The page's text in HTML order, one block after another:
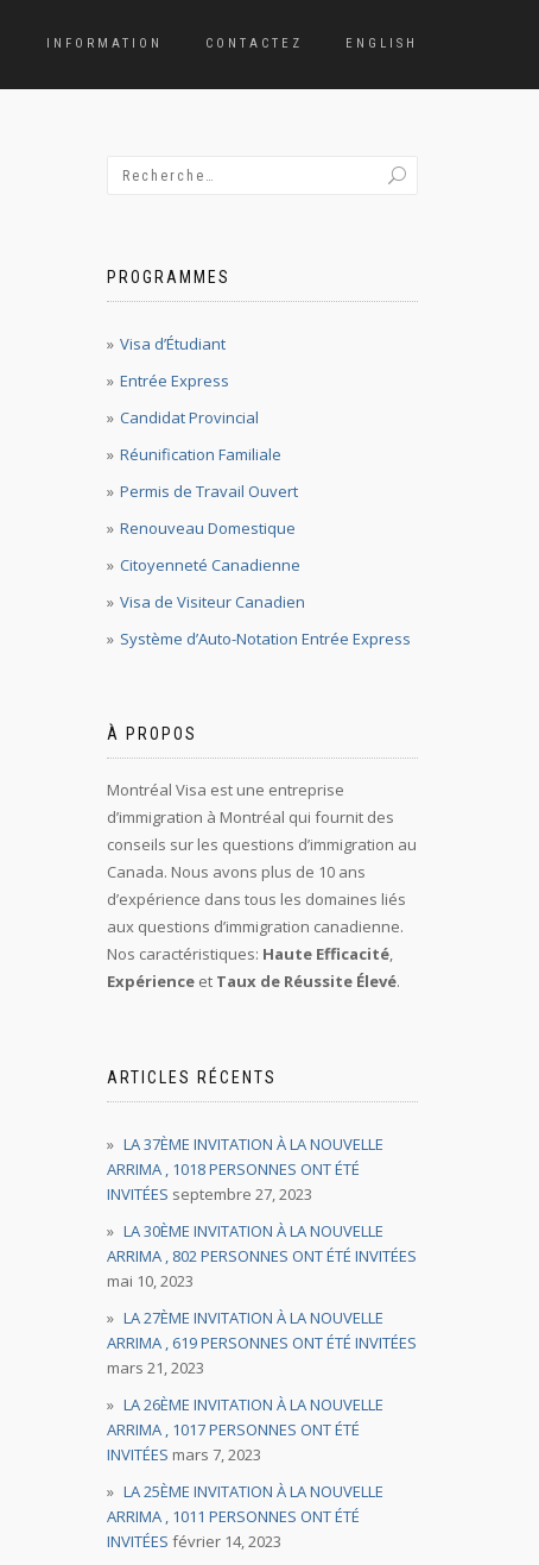
INFORMATION CONTACTEZ ENGLISH
PROGRAMMES
Visa d’Étudiant
Entrée Express
Candidat Provincial
Réunification Familiale
Permis de Travail Ouvert
Renouveau Domestique
Citoyenneté Canadienne
Visa de Visiteur Canadien
Système d’Auto-Notation Entrée Express
À PROPOS
Montréal Visa est une entreprise
d’immigration à Montréal qui fournit des
conseils sur les questions d’immigration au
Canada. Nous avons plus de 10 ans
d’expérience dans tous les domaines liés
aux questions d’immigration canadienne.
Nos caractéristiques: Haute Efficacité,
Expérienceet Taux de Réussite Élevé.
ARTICLES RÉCENTS
LA 37ÈME INVITATION À LA NOUVELLE
ARRIMA , 1018 PERSONNES ONT ÉTÉ
INVITÉES septembre 27, 2023
LA 30ÈME INVITATION À LA NOUVELLE
ARRIMA , 802 PERSONNES ONT ÉTÉ INVITÉES
mai 10, 2023
LA 27ÈME INVITATION À LA NOUVELLE
ARRIMA , 619 PERSONNES ONT ÉTÉ INVITÉES
mars 21, 2023
LA 26ÈME INVITATION À LA NOUVELLE
ARRIMA , 1017 PERSONNES ONT ÉTÉ
INVITÉES mars 7, 2023
LA 25ÈME INVITATION À LA NOUVELLE
ARRIMA , 1011 PERSONNES ONT ÉTÉ
INVITÉES février 14, 2023